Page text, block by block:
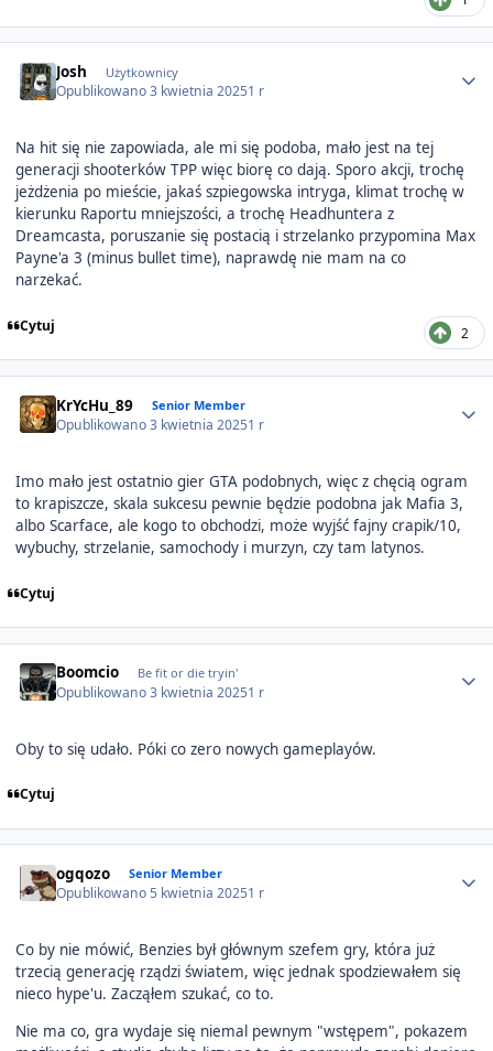
Josh Użytkownicy
Opublikowano3 kwietnia 20251 r
Na hit się nie zapowiada, ale mi się podoba, mało jest na tej
generacji shooterków TPP więc biorę co dają. Sporo akcji, trochę
jeżdżenia po mieście, jakaś szpiegowska intryga, klimat trochę w
kierunku Raportu mniejszości, a trochę Headhuntera z
Dreamcasta, poruszanie się postacią i strzelanko przypomina Max
Payne'a 3 (minus bullet time), naprawdę nie mam na co
narzekać.
Cytuj 2
KrYcHu_89 Senior Member
Opublikowano3 kwietnia 20251 r
Imo mało jest ostatnio gier GTA podobnych, więc z chęcią ogram
to krapiszcze, skala sukcesu pewnie będzie podobna jak Mafia 3,
albo Scarface, ale kogo to obchodzi, może wyjść fajny crapik/10,
wybuchy, strzelanie, samochody i murzyn, czy tam latynos.
Cytuj
Boomcio Be fit or die tryin'
Opublikowano3 kwietnia 20251 r
Oby to się udało. Póki co zero nowych gameplayów.
Cytuj
ogqozo Senior Member
Opublikowano 5 kwietnia 20251 r
Co by nie mówić, Benzies był głównym szefem gry, która już
trzecią generację rządzi światem, więc jednak spodziewałem się
nieco hype'u. Zacząłem szukać, co to.
Nie ma co, gra wydaje się niemal pewnym "wstępem", pokazem